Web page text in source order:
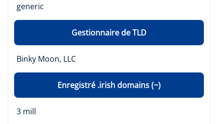
generic
Gestionnaire de TLD
Binky Moon, LLC
Enregistré .irish domains (~)
3 mill